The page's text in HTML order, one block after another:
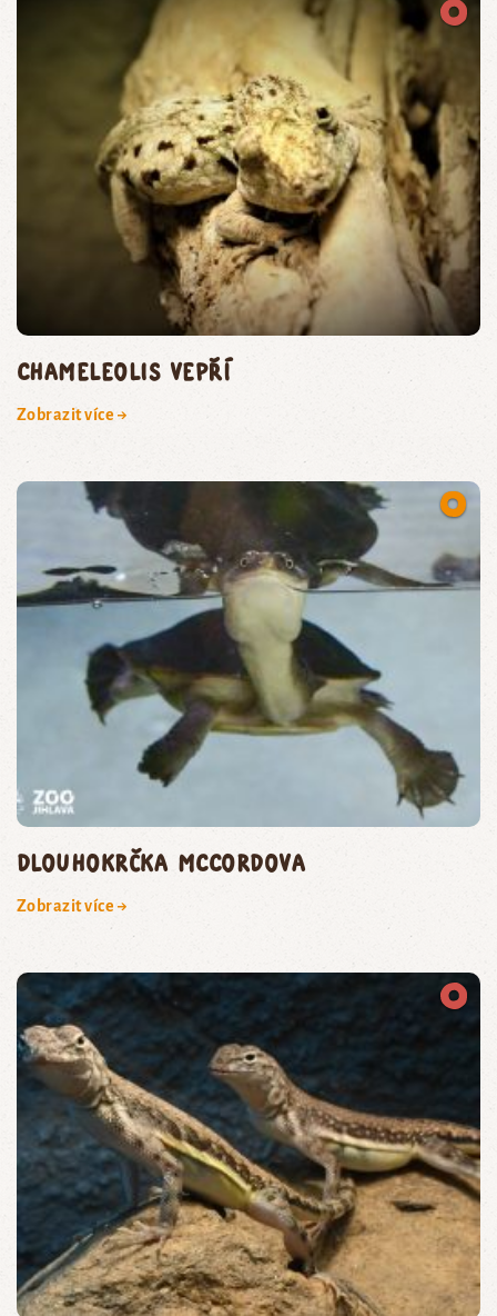
chameleolis vepří
Zobrazit více →
dlouhokrčka McCordova
Zobrazit více →